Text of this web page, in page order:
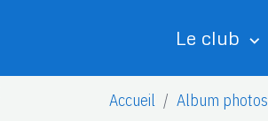
Le club
Accueil Album photos